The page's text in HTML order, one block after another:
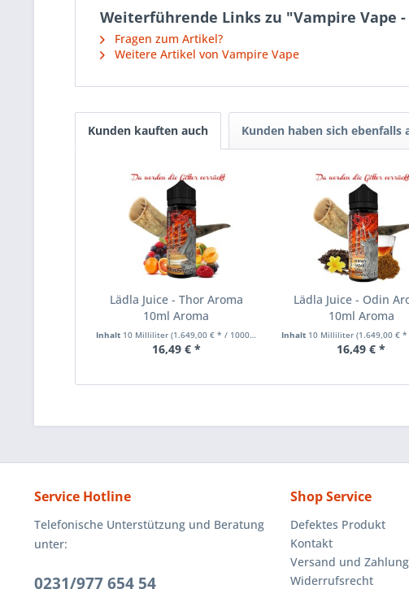
Weiterführende Links zu "Vampire Vape
Fragen zum Artikel?
Weitere Artikel von Vampire Vape
Kunden kauften auch Kunden haben sich ebenfalls
Lädla Juice - Thor Aroma
10ml Aroma
Inhalt 10 Milliliter (1.649,00 € * / 1000 Milliliter)
16,49 € *
Lädla Juice - Odin
10ml Aroma
Inhalt 10 Milliliter (1.649,00 € * /
16,49 € *
Service Hotline
Telefonische Unterstützung und Beratung
unter:
0231/977 654 54
Shop Service
Defektes Produkt
Kontakt
Versand und
Widerrufsrecht